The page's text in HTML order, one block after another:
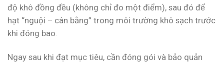
độ khô đồng đều (không chỉ đo một điểm), sau đó để
hạt “nguội – cân bằng” trong môi trường khô sạch trước
khi đóng bao.
Ngay sau khi đạt mục tiêu, cần đóng gói và bảo quản